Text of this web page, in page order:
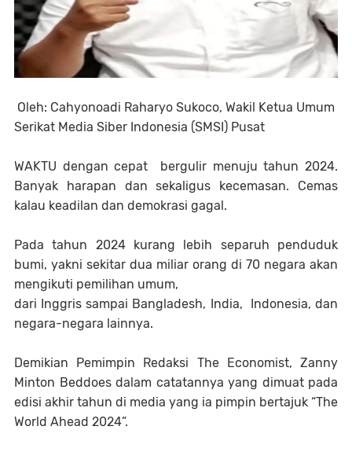
Oleh: Cahyonoadi Raharyo Sukoco, Wakil Ketua Umum
Serikat Media Siber Indonesia (SMSI) Pusat
WAKTU dengan cepat bergulir menuju tahun 2024.
Banyak harapan dan sekaligus kecemasan. Cemas
kalau keadilan dan demokrasi gagal.
Pada tahun 2024 kurang lebih separuh penduduk
bumi, yakni sekitar dua miliar orang di 70 negara akan
mengikuti pemilihan umum,
dari Inggris sampai Bangladesh, India, Indonesia, dan
negara-negara lainnya.
Demikian Pemimpin Redaksi The Economist, Zanny
Minton Beddoes dalam catatannya yang dimuat pada
edisi akhir tahun di media yang ia pimpin bertajuk “The
World Ahead 2024”.